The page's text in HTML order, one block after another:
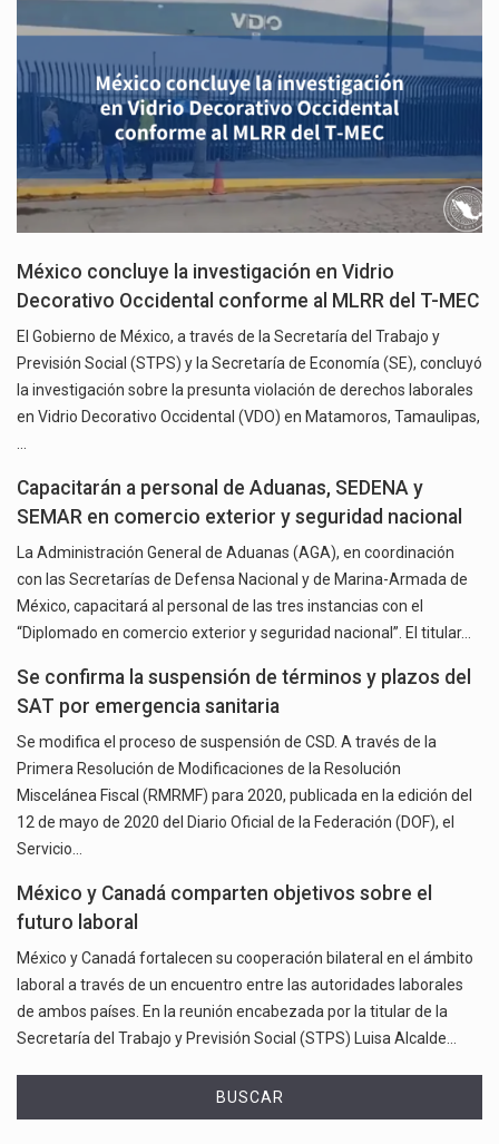
México concluye la investigación en Vidrio
Decorativo Occidental conforme al MLRR del T-MEC
El Gobierno de México, a través de la Secretaría del Trabajo y
Previsión Social (STPS) y la Secretaría de Economía (SE), concluyó
la investigación sobre la presunta violación de derechos laborales
en Vidrio Decorativo Occidental (VDO) en Matamoros, Tamaulipas,
Capacitarán a personal de Aduanas, SEDENA y
SEMAR en comercio exterior y seguridad nacional
La Administración General de Aduanas (AGA), en coordinación
con las Secretarías de Defensa Nacional y de Marina-Armada de
México, capacitará al personal de las tres instancias con el
“Diplomado en comercio exterior y seguridad nacional”. El titular…
Se confirma la suspensión de términos y plazos del
SAT por emergencia sanitaria
Se modifica el proceso de suspensión de CSD. A través de la
Primera Resolución de Modificaciones de la Resolución
Miscelánea Fiscal (RMRMF) para 2020, publicada en la edición del
12 de mayo de 2020 del Diario Oficial de la Federación (DOF), el
Servicio…
México y Canadá comparten objetivos sobre el
futuro laboral
México y Canadá fortalecen su cooperación bilateral en el ámbito
laboral a través de un encuentro entre las autoridades laborales
de ambos países. En la reunión encabezada por la titular de la
Secretaría del Trabajo y Previsión Social (STPS) Luisa Alcalde…
BUSCAR